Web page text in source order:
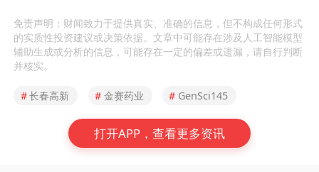
免责声明：财闻致力于提供真实、准确的信息，但不构成任何形式
的实质性投资建议或决策依据。文章中可能存在涉及人工智能模型
辅助生成或分析的信息，可能存在一定的偏差或遗漏，请自行判断
并核实。
#长春高新 # 金赛药业 # GenSci145
打开APP，查看更多资讯